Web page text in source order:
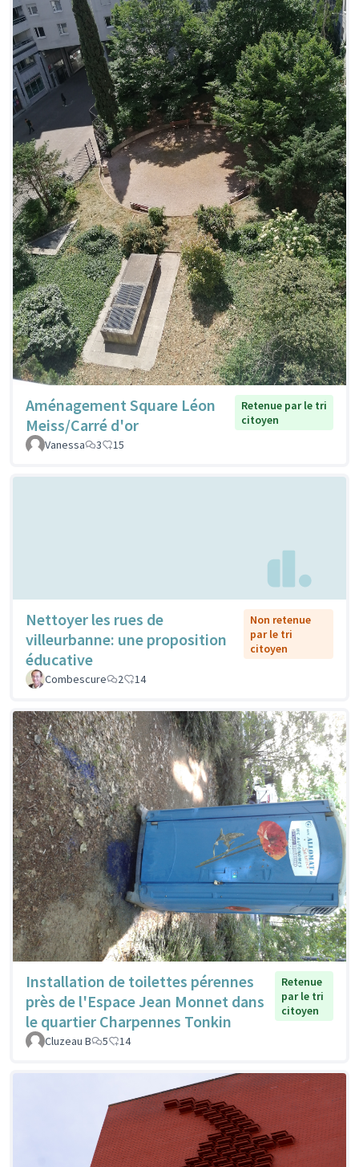
Aménagement Square Léon
Meiss/Carré d'or
Retenue par le tri
citoyen
Vanessa
3 15
Nettoyer les rues de
villeurbanne: une proposition
éducative
Non retenue
par le tri
citoyen
Combescure 2 14
Installation de toilettes pérennes
près de l'Espace Jean Monnet dans
le quartier Charpennes Tonkin
Retenue
par le tri
citoyen
Cluzeau B 5 14